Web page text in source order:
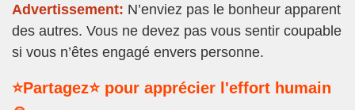
Advertissement: N’enviez pas le bonheur apparent
des autres. Vous ne devez pas vous sentir coupable
si vous n’êtes engagé envers personne.
⭐Partagez⭐ pour apprécier l'effort humain